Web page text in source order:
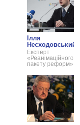
Ілля
Несходовський
Експерт
«Реанімаційного
пакету реформ»